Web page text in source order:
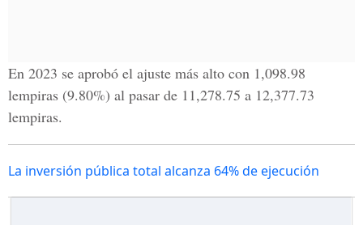
En 2023 se aprobó el ajuste más alto con 1,098.98
lempiras (9.80%) al pasar de 11,278.75 a 12,377.73
lempiras.
La inversión pública total alcanza 64% de ejecución